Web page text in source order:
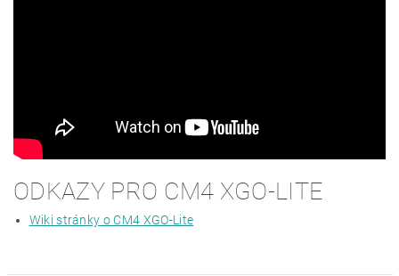
ODKAZY PRO CM4 XGO-LITE
Wiki stránky o CM4 XGO-Lite